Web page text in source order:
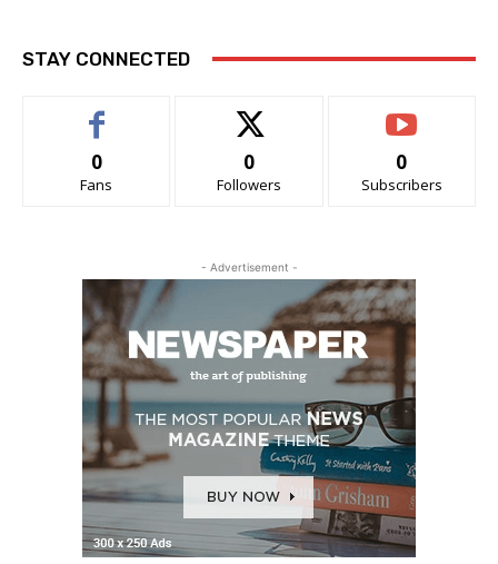
STAY CONNECTED
0
Fans
0
Followers
0
Subscribers
- Advertisement -